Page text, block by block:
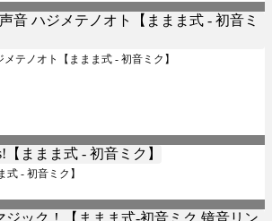
テノオト【ままま式 - 初音ミク】
式 - 初音ミク】